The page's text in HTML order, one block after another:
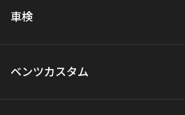
車検
ベンツカスタム